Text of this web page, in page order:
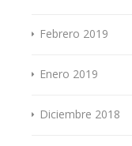
Febrero 2019
Enero 2019
Diciembre 2018